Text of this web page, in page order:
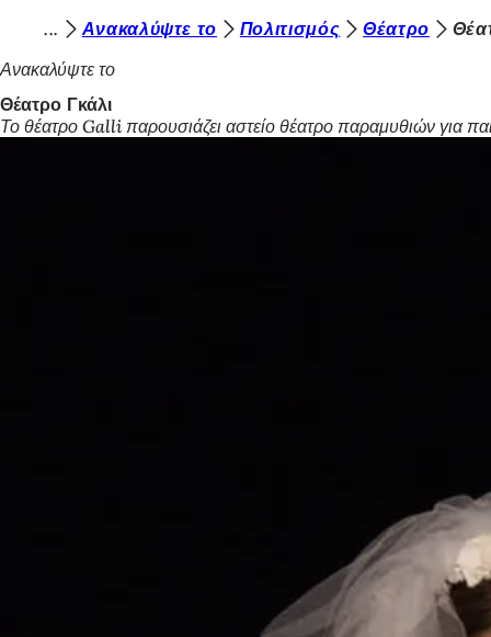
Μετάβαση στο περιεχόμενο
ρ
ί
σ
Ανακαλύψτε το Πολιτισμός Θέατρο
Ανακαλύψτε το
Θέατρο Γκάλι
Το θέατρο Galli παρουσιάζει αστείο θέατρο παραμυθιών για